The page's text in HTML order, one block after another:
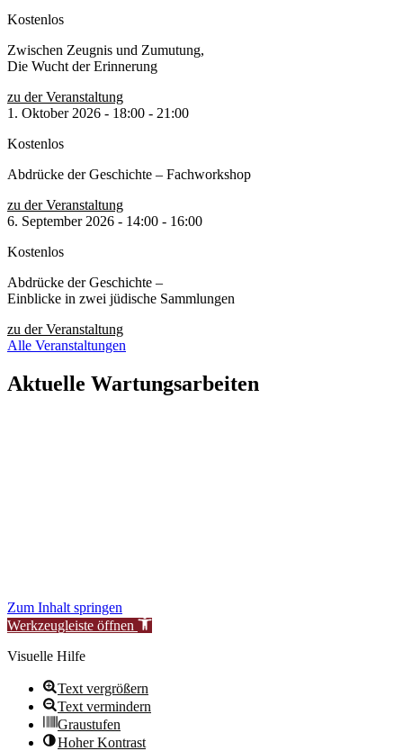
Kostenlos
Zwischen Zeugnis und Zumutung,
Die Wucht der Erinnerung
zu der Veranstaltung
1. Oktober 2026 - 18:00 - 21:00
Kostenlos
Abdrücke der Geschichte – Fachworkshop
zu der Veranstaltung
6. September 2026 - 14:00 - 16:00
Kostenlos
Abdrücke der Geschichte –
Einblicke in zwei jüdische Sammlungen
zu der Veranstaltung
Alle Veranstaltungen
Aktuelle Wartungsarbeiten
Zum Inhalt springen
Werkzeugleiste öffnen
Visuelle Hilfe
Text vergrößern
Text vermindern
Graustufen
Hoher Kontrast